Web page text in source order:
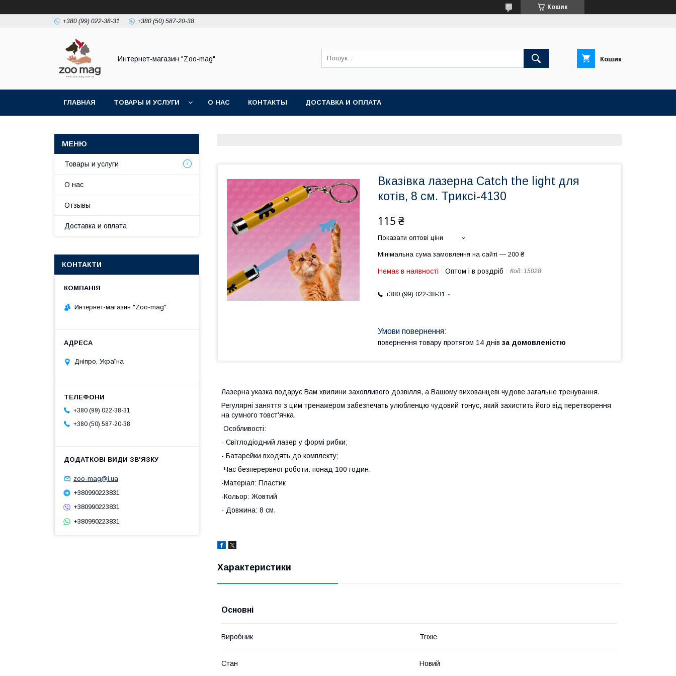
Кошик
+380 (99) 022-38-31 +380 (50) 587-20-38
Интернет-магазин "Zoo-mag" Кошик
ГЛАВНАЯ ТОВАРЫ И УСЛУГИ О НАС КОНТАКТЫ ДОСТАВКА И ОПЛАТА
Вказівка лазерна Catch the light для
котів, 8 см. Триксі-4130
115 ₴
Показати оптові ціни
Мінімальна сума замовлення на сайті — 200 ₴
Немає в наявності Оптом і в роздріб Код: 15028
+380 (99) 022-38-31
повернення товару протягом 14 днів за домовленістю
Лазерна указка подарує Вам хвилини захопливого дозвілля, а Вашому вихованцеві чудове загальне тренування.
Регулярні заняття з цим тренажером забезпечать улюбленцю чудовий тонус, який захистить його від перетворення
на сумного товст'ячка.
Особливості:
- Світлодіодний лазер у формі рибки;
- Батарейки входять до комплекту;
-Час безперервної роботи: понад 100 годин.
-Матеріал: Пластик
-Кольор: Жовтий
- Довжина: 8 см.
Характеристики
Основні
Виробник Trixie
Стан Новий
Товары и услуги
О нас
Отзывы
Доставка и оплата
КОНТАКТИ
Интернет-магазин "Zoo-mag"
Дніпро, Україна
+380 (99) 022-38-31
+380 (50) 587-20-38
zoo-mag@i.ua
+380990223831
+380990223831
+380990223831